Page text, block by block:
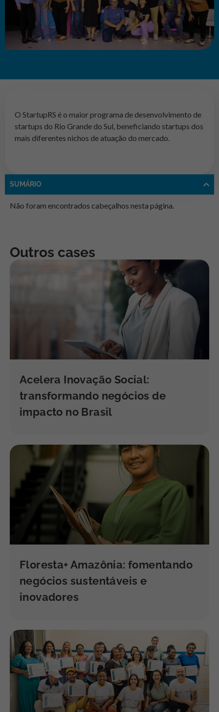
O StartupRS é o maior programa de desenvolvimento de
startups do Rio Grande do Sul, beneficiando startups dos
mais diferentes nichos de atuação do mercado.
SUMÁRIO
Não foram encontrados cabeçalhos nesta página.
Outros cases
Acelera Inovação Social:
transformando negócios de
impacto no Brasil
Floresta+ Amazônia: fomentando
negócios sustentáveis e
inovadores